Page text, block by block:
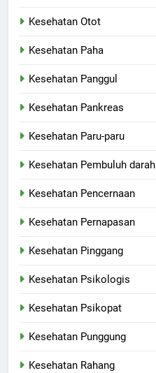
Kesehatan Otot
Kesehatan Paha
Kesehatan Panggul
Kesehatan Pankreas
Kesehatan Paru-paru
Kesehatan Pembuluh darah
Kesehatan Pencernaan
Kesehatan Pernapasan
Kesehatan Pinggang
Kesehatan Psikologis
Kesehatan Psikopat
Kesehatan Punggung
Kesehatan Rahang